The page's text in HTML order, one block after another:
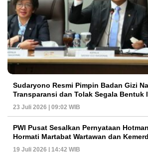
Sudaryono Resmi Pimpin Badan Gizi
Transparansi dan Tolak Segala Bentuk
23 Juli 2026 | 09:02 WIB
PWI Pusat Sesalkan Pernyataan
Hormati Martabat Wartawan dan
19 Juli 2026 | 14:42 WIB